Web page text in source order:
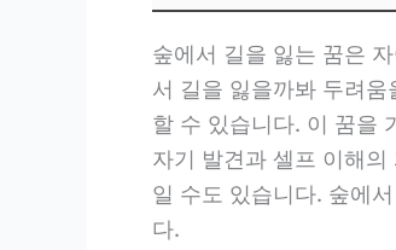
숲에서 길을 잃는 꿈은
서 길을 잃을까봐 두려
할 수 있습니다. 이 꿈을
자기 발견과 셀프 이해
일 수도 있습니다. 숲에
다.